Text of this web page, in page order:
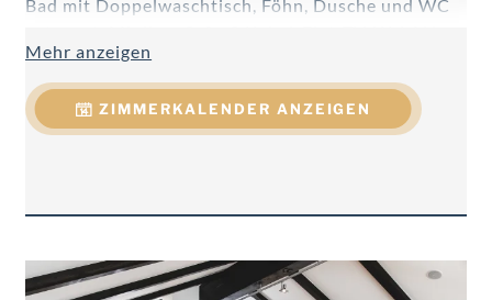
Bad mit Doppelwaschtisch, Föhn, Dusche und WC
Telefon, Balkon.
Mehr anzeigen
ZIMMERKALENDER ANZEIGEN